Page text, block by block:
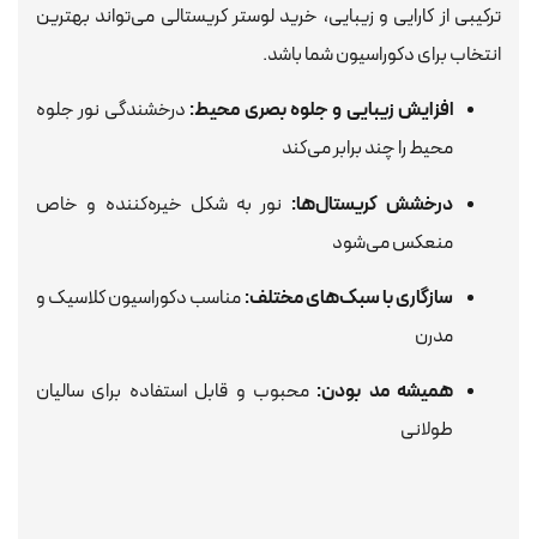
ترکیبی از کارایی و زیبایی، خرید لوستر کریستالی می‌تواند بهترین
انتخاب برای دکوراسیون شما باشد.
افزایش زیبایی و جلوه بصری محیط: درخشندگی نور جلوه
محیط را چند برابر می‌کند
درخشش کریستال‌ها: نور به شکل خیره‌کننده و خاص
منعکس می‌شود
سازگاری با سبک‌های مختلف:مناسب دکوراسیون کلاسیک و
مدرن
همیشه مد بودن: محبوب و قابل استفاده برای سالیان
طولانی